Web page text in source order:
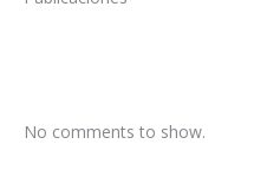
No comments to show.